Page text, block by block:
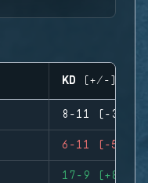
KD (+/-)
8-11 (-3)
6-11 (-5)
17-9 (+8)